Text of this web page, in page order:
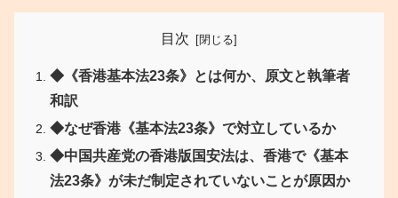
目次
◆《香港基本法23条》とは何か、原文と執筆者
和訳
◆なぜ香港《基本法23条》で対立しているか
◆中国共産党の香港版国安法は、香港で《基本
法23条》が未だ制定されていないことが原因か